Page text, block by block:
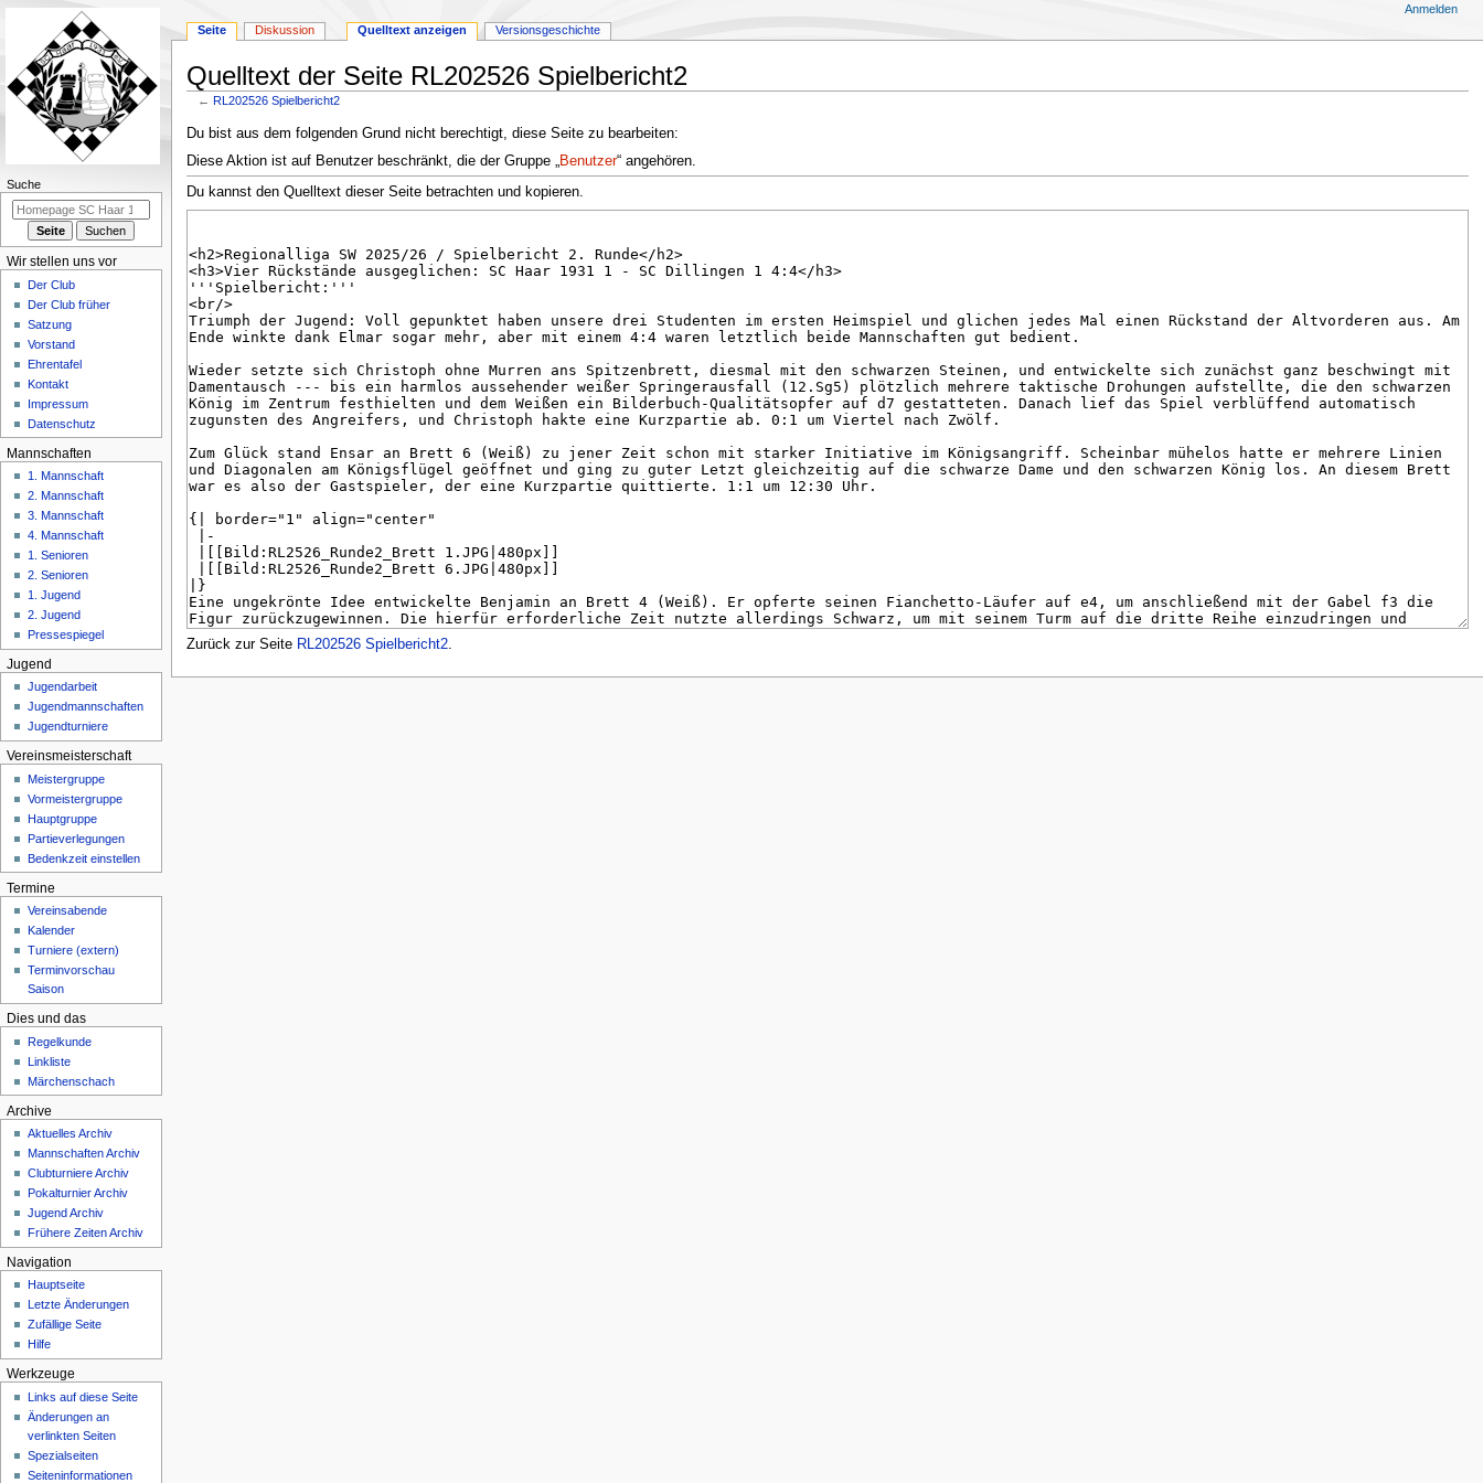
Quelltext der Seite RL202526 Spielbericht2
← RL202526 Spielbericht2
Zur
Navigation
springen
Zur
Suche
springen
Du bist aus dem folgenden Grund nicht berechtigt, diese Seite zu bearbeiten:
Diese Aktion ist auf Benutzer beschränkt, die der Gruppe „Benutzer“ angehören.
Du kannst den Quelltext dieser Seite betrachten und kopieren.
Zurück zur Seite RL202526 Spielbericht2.
N
m
Seite Diskussion Quelltext anzeigen Versionsgeschichte
Anmelden
Suche
Wir stellen uns vor
Der Club
Der Club früher
Satzung
Vorstand
Ehrentafel
Kontakt
Impressum
Datenschutz
Mannschaften
1. Mannschaft
2. Mannschaft
3. Mannschaft
4. Mannschaft
1. Senioren
2. Senioren
1. Jugend
2. Jugend
Pressespiegel
Jugend
Jugendarbeit
Jugendmannschaften
Jugendturniere
Vereinsmeisterschaft
Meistergruppe
Vormeistergruppe
Hauptgruppe
Partieverlegungen
Bedenkzeit einstellen
Termine
Vereinsabende
Kalender
Turniere (extern)
Terminvorschau
Saison
Dies und das
Regelkunde
Linkliste
Märchenschach
Archive
Aktuelles Archiv
Mannschaften Archiv
Clubturniere Archiv
Pokalturnier Archiv
Jugend Archiv
Frühere Zeiten Archiv
Navigation
Hauptseite
Letzte Änderungen
Zufällige Seite
Hilfe
Werkzeuge
Links auf diese Seite
Änderungen an
verlinkten Seiten
Spezialseiten
Seiten­­informationen